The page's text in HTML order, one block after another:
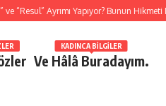
Ayrımı Yapıyor? Bunun Hikmeti Nedir?
Ve Hâlâ Buradayım.
KADINCA BILGILER